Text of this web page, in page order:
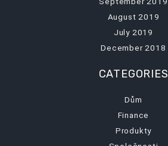
August 2019
July 2019
December 2018
CATEGORIES
Dům
Finance
Produkty